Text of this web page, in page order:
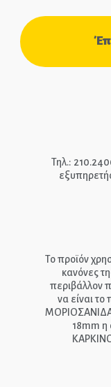
Τηλ.:
Το προϊόν
κανόνες
περιβάλλον
να είναι
ΜΟΡΙΟΣΑΝΙΔΑ
18mm